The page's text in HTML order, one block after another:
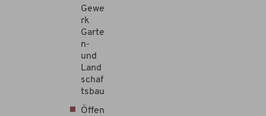
Gewe
rk
Garte
n-
und
Land
schaf
tsbau
Öffen